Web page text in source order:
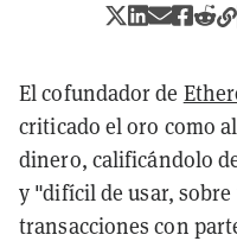
El cofundador de
criticado el oro como
dinero, calificándolo
y "difícil de usar,
transacciones con